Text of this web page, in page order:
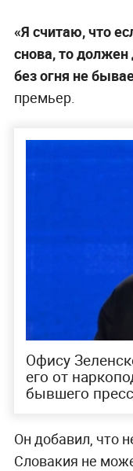
«Я считаю, что
снова, то
без огня не
премьер.
Офису
его от
бывшего
Он добавил, что
Словакия не